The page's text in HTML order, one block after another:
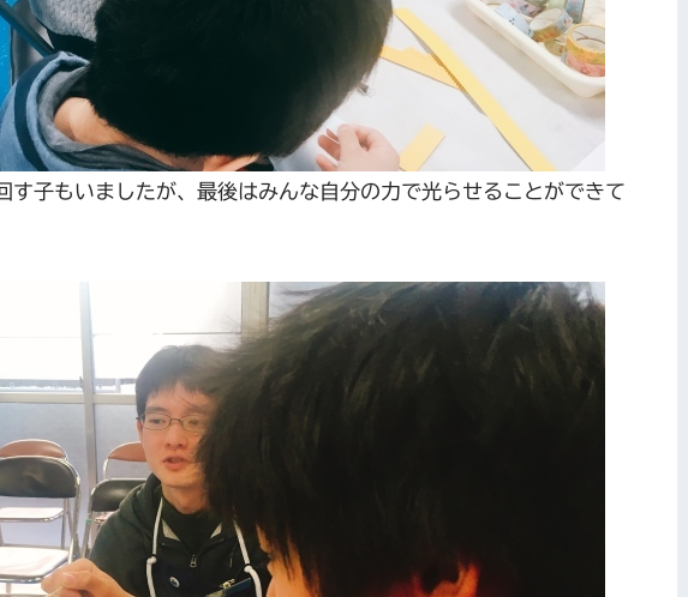
す子もいましたが、最後はみんな自分の力で光らせることができて